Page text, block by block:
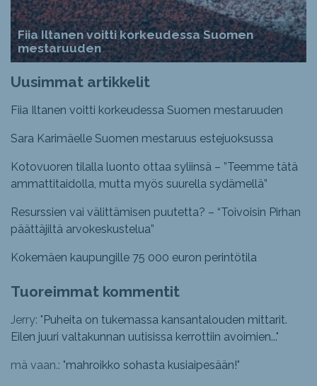
Fiia Iltanen voitti korkeudessa Suomen
mestaruuden
Uusimmat artikkelit
Fiia Iltanen voitti korkeudessa Suomen mestaruuden
Sara Karimäelle Suomen mestaruus estejuoksussa
Kotovuoren tilalla luonto ottaa syliinsä – ”Teemme tätä
ammattitaidolla, mutta myös suurella sydämellä”
Resurssien vai välittämisen puutetta? – “Toivoisin Pirhan
päättäjiltä arvokeskustelua”
Kokemäen kaupungille 75 000 euron perintötila
Tuoreimmat kommentit
Jerry: "Puheita on tukemassa kansantalouden mittarit.
Eilen juuri valtakunnan uutisissa kerrottiin avoimien..."
mä vaan.: "mahroikko sohasta kusiaipesään!"